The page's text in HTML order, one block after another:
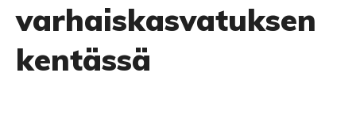
varhaiskasvatuksen
kentässä